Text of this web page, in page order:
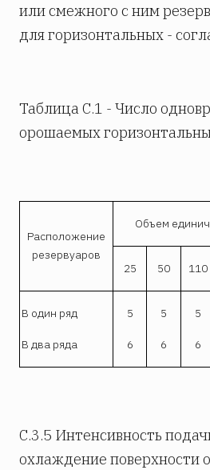
или смежного с ним
для горизонтальных -
Таблица С.1 - Число
орошаемых
Расположение
резервуаров
Объем
25 50 110
В один ряд
В два ряда
5
6
5
6
5
6
С.3.5 Интенсивность
охлаждение поверхности